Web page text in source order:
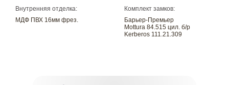
Внутренняя отделка:
МДФ ПВХ 16мм фрез.
Комплект замков:
Барьер-Премьер
Mottura 84.515 цил. б/р
Kerberos 111.21.309